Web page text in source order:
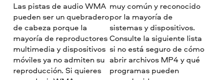
Las pistas de audio WMA
pueden ser un quebradero
de cabeza porque la
mayoría de reproductores
multimedia y dispositivos
móviles ya no admiten su
reproducción. Si quieres
muy común y reconocido
por la mayoría de
sistemas y dispositivos.
Consulte la siguiente lista
si no está seguro de cómo
abrir archivos MP4 y qué
programas pueden